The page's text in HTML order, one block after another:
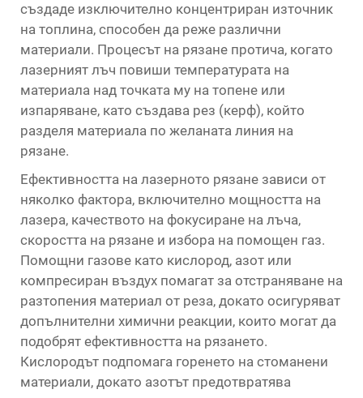
създаде изключително концентриран източник
на топлина, способен да реже различни
материали. Процесът на рязане протича, когато
лазерният лъч повиши температурата на
материала над точката му на топене или
изпаряване, като създава рез (керф), който
разделя материала по желаната линия на
рязане.
Ефективността на лазерното рязане зависи от
няколко фактора, включително мощността на
лазера, качеството на фокусиране на лъча,
скоростта на рязане и избора на помощен газ.
Помощни газове като кислород, азот или
компресиран въздух помагат за отстраняване на
разтопения материал от реза, докато осигуряват
допълнителни химични реакции, които могат да
подобрят ефективността на рязането.
Кислородът подпомага горенето на стоманени
материали, докато азотът предотвратява